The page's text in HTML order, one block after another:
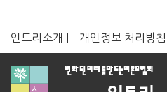
인트리소개 | 개인정보 처리방침 |